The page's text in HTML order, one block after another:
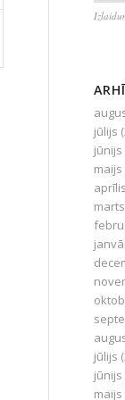
jūlijs
jūnijs
maijs
jūlijs
jūnijs
maijs